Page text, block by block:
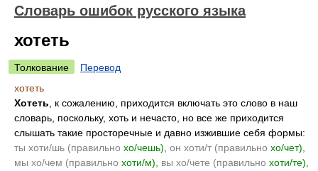
Словарь ошибок русского языка
хотеть
Толкование
Перевод
хотеть
Хотеть , к сожалению, приходится включать это слово в наш
словарь, поскольку, хоть и нечасто, но все же приходится
слышать такие просторечные и давно изжившие себя формы:
ты хоти/шь (правильно хо/чешь), он хоти/т (правильно хо/чет),
мы хо/чем (правильно хоти/м), вы хо/чете (правильно хоти/те),